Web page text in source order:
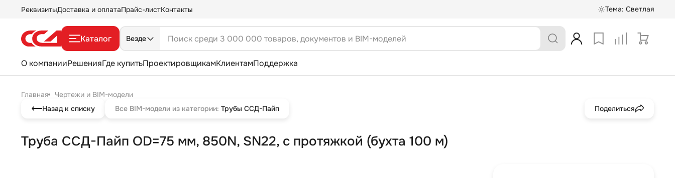
РеквизитыДоставка и оплатаПрайс-листКонтакты Тема: Светлая
Каталог Везде
О компанииРешенияГде купитьПроектировщикамКлиентамПоддержка
Главная
Чертежи и BIM-модели
Назад к списку
Все BIM-модели из категории: Трубы ССД-Пайп Поделиться
Труба ССД-Пайп OD=75 мм, 850N, SN22, с протяжкой (бухта 100 м)